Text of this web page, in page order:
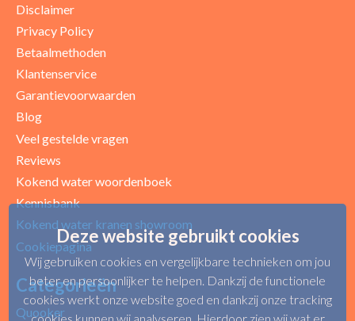
Uw beoordeling
Disclaimer
Privacy Policy
Betaalmethoden
Klantenservice
Garantievoorwaarden
Blog
Veel gestelde vragen
Reviews
Kokend water woordenboek
Kennisbank
Kokend water kranen showroom
Cookiepagina
Categorieën
Quooker
Deze website gebruikt cookies
Wij gebruiken cookies en vergelijkbare technieken om jou
beter en persoonlijker te helpen. Dankzij de functionele
cookies werkt onze website goed en dankzij onze tracking